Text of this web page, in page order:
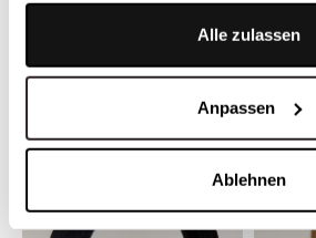
Alle zulassen
Anpassen
Ablehnen
Auschnitt und Flügelärmel -